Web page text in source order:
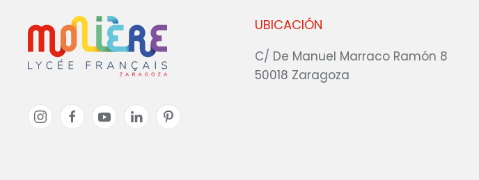
UBICACIÓN
C/ De Manuel Marraco Ramón 8
50018 Zaragoza